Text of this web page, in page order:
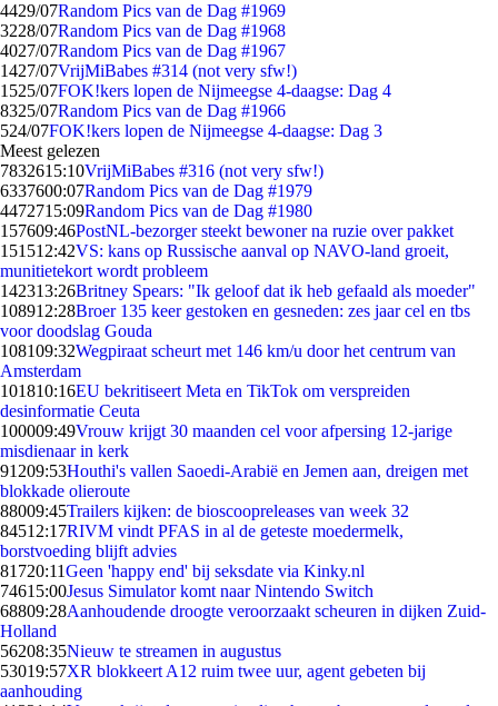
4429/07Random Pics van de Dag #1969
3228/07Random Pics van de Dag #1968
4027/07Random Pics van de Dag #1967
1427/07VrijMiBabes #314 (not very sfw!)
1525/07FOK!kers lopen de Nijmeegse 4-daagse: Dag 4
8325/07Random Pics van de Dag #1966
524/07FOK!kers lopen de Nijmeegse 4-daagse: Dag 3
Meest gelezen
7832615:10VrijMiBabes #316 (not very sfw!)
6337600:07Random Pics van de Dag #1979
4472715:09Random Pics van de Dag #1980
157609:46PostNL-bezorger steekt bewoner na ruzie over pakket
151512:42VS: kans op Russische aanval op NAVO-land groeit,
munitietekort wordt probleem
142313:26Britney Spears: "Ik geloof dat ik heb gefaald als moeder"
108912:28Broer 135 keer gestoken en gesneden: zes jaar cel en tbs
voor doodslag Gouda
108109:32Wegpiraat scheurt met 146 km/u door het centrum van
Amsterdam
101810:16EU bekritiseert Meta en TikTok om verspreiden
desinformatie Ceuta
100009:49Vrouw krijgt 30 maanden cel voor afpersing 12-jarige
misdienaar in kerk
91209:53Houthi's vallen Saoedi-Arabië en Jemen aan, dreigen met
blokkade olieroute
88009:45Trailers kijken: de bioscoopreleases van week 32
84512:17RIVM vindt PFAS in al de geteste moedermelk,
borstvoeding blijft advies
81720:11Geen 'happy end' bij seksdate via Kinky.nl
74615:00Jesus Simulator komt naar Nintendo Switch
68809:28Aanhoudende droogte veroorzaakt scheuren in dijken Zuid-
Holland
56208:35Nieuw te streamen in augustus
53019:57XR blokkeert A12 ruim twee uur, agent gebeten bij
aanhouding